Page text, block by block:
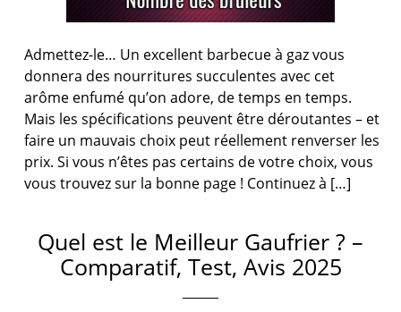
Admettez-le… Un excellent barbecue à gaz vous
donnera des nourritures succulentes avec cet
arôme enfumé qu’on adore, de temps en temps.
Mais les spécifications peuvent être déroutantes – et
faire un mauvais choix peut réellement renverser les
prix. Si vous n’êtes pas certains de votre choix, vous
vous trouvez sur la bonne page ! Continuez à […]
Quel est le Meilleur Gaufrier ? –
Comparatif, Test, Avis 2025